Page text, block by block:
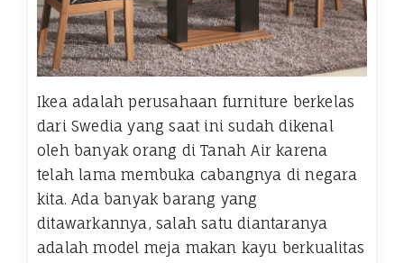
Ikea adalah perusahaan furniture berkelas
dari Swedia yang saat ini sudah dikenal
oleh banyak orang di Tanah Air karena
telah lama membuka cabangnya di negara
kita. Ada banyak barang yang
ditawarkannya, salah satu diantaranya
adalah model meja makan kayu berkualitas